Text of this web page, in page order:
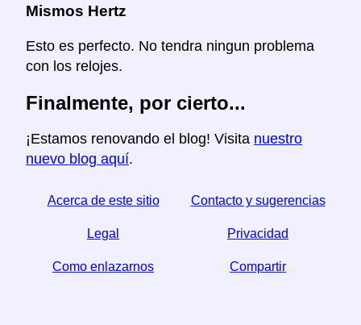
Mismos Hertz
Esto es perfecto. No tendra ningun problema
con los relojes.
Finalmente, por cierto...
¡Estamos renovando el blog! Visita nuestro
nuevo blog aquí.
Acerca de este sitio Contacto y sugerencias
Legal Privacidad
Como enlazarnos Compartir